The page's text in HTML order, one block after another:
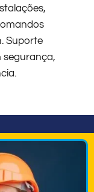
Suporte
segurança,